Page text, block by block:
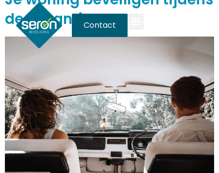
Contact
de vakantie